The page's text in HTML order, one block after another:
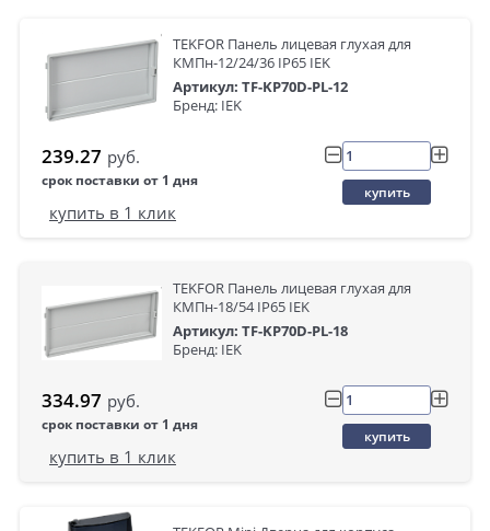
TEKFOR Панель лицевая глухая для
КМПн-12/24/36 IP65 IEK
Артикул: TF-KP70D-PL-12
Бренд: IEK
239.27 руб.
срок поставки от 1 дня
купить
купить в 1 клик
TEKFOR Панель лицевая глухая для
КМПн-18/54 IP65 IEK
Артикул: TF-KP70D-PL-18
Бренд: IEK
334.97 руб.
срок поставки от 1 дня
купить
купить в 1 клик